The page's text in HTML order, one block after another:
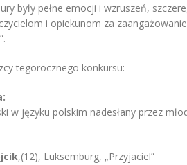
były pełne emocji i wzruszeń,
i opiekunom za
tegorocznego konkursu:
w języku polskim nadesłany przez
,(12), Luksemburg, „Przyjaciel”